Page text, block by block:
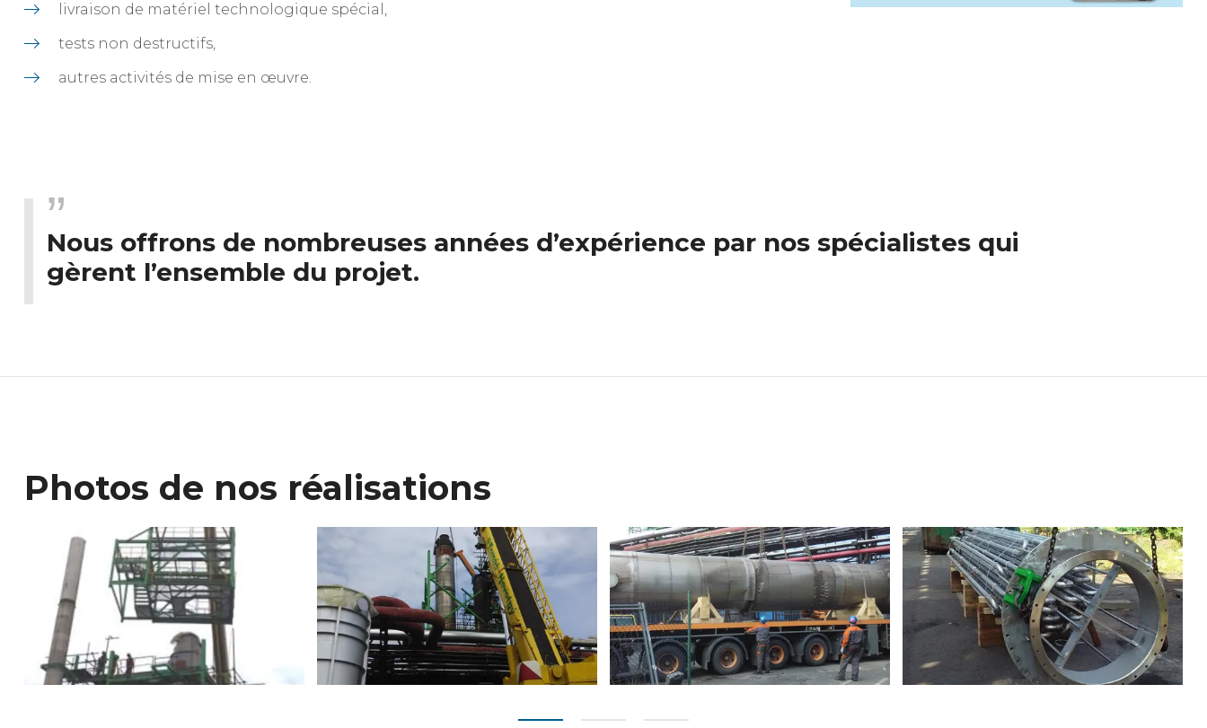
livraison de matériel technologique spécial,
tests non destructifs,
​​autres activités de mise en œuvre.
Nous offrons de nombreuses années d’expérience par nos spécialistes qui
gèrent l’ensemble du projet.
Photos de nos réalisations